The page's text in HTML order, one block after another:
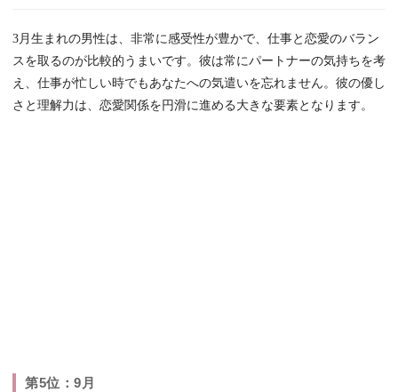
3月生まれの男性は、非常に感受性が豊かで、仕事と恋愛のバラン
スを取るのが比較的うまいです。彼は常にパートナーの気持ちを考
え、仕事が忙しい時でもあなたへの気遣いを忘れません。彼の優し
さと理解力は、恋愛関係を円滑に進める大きな要素となります。
第5位：9月